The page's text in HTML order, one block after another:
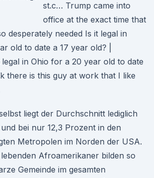
st.c… Trump came into
office at the exact time that
desperately needed Is it legal in
old to date a 17 year old? |
legal in Ohio for a 20 year old to date
there is this guy at work that I like
liegt der Durchschnitt lediglich
bei nur 12,3 Prozent in den
Metropolen im Norden der USA.
Afroamerikaner bilden so
Gemeinde im gesamten